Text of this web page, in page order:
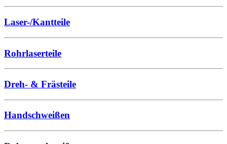
Laser-/Kantteile
Rohrlaserteile
Dreh- & Frästeile
Handschweißen